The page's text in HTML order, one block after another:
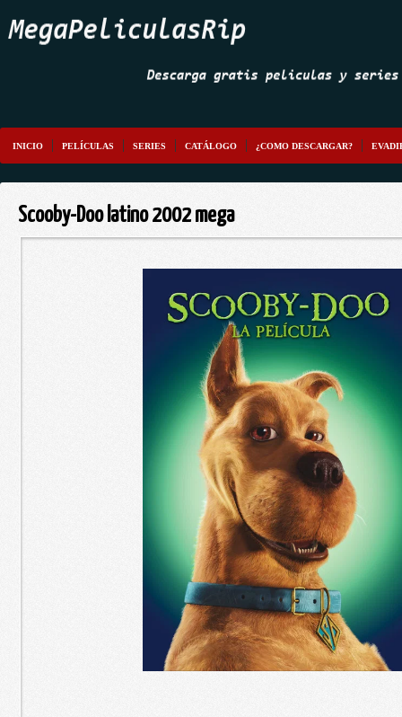
INICIO PELÍCULAS SERIES CATÁLOGO ¿COMO DESCARGAR?
Scooby-Doo latino 2002 mega